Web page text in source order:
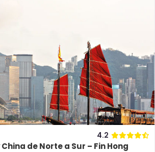
4.2
de Norte a Sur – Fin Hong